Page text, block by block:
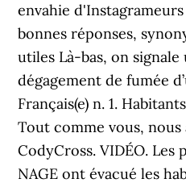
envahie
bonnes réponses,
utiles Là-bas, on
dégagement de fumée
Français(e) n. 1.
Tout comme vous,
CodyCross. VIDÉO. Les
NAGE ont évacué les